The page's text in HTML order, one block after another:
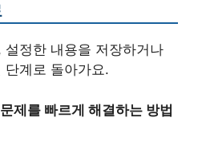
정한 내용을 저장하거나
단계로 돌아가요.
제를 빠르게 해결하는 방법